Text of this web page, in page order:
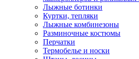
Лыжные ботинки
Куртки, тепляки
Лыжные комбинезоны
Разминочные костюмы
Перчатки
Термобелье и носки